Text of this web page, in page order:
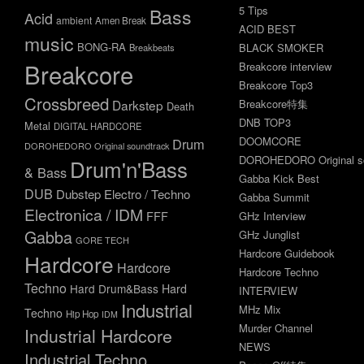
Acid ambient Amen Break Bass
music BONG-RA Breakbeats
Breakcore
Crossbreed Darkstep Death
Metal DIGITAL HARDCORE
DOROHEDORO Original soundtrack Drum
& Bass Drum'n'Bass
DUB Dubstep Electro / Techno
Electronica / IDM FFF
Gabba GORE TECH
Hardcore Hardcore
Techno Hard Drum&Bass Hard
Techno Hip Hop IDM Industrial
Industrial Hardcore
5 Tips
ACID BEST
BLACK SMOKER
Breakcore interview
Breakcore Top3
Breakcore特集
DNB TOP3
DOOMCORE
DOROHEDORO Original
Gabba Kick Best
Gabba Summit
GHz Interview
GHz Junglist
Hardcore Guidebook
Hardcore Techno
INTERVIEW
MHz Mix
Murder Channel
NEWS